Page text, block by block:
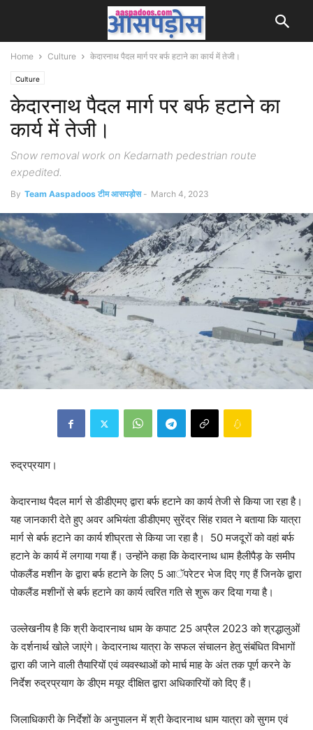
Home Culture केदारनाथ पैदल मार्ग पर बर्फ हटाने का कार्य में तेजी।
Culture
केदारनाथ पैदल मार्ग पर बर्फ हटाने का
कार्य में तेजी।
Snow removal work on Kedarnath pedestrian route
expedited.
By Team Aaspadoos टीम आसपड़ोस - March 4, 2023
रुद्रप्रयाग।
केदारनाथ पैदल मार्ग से डीडीएमए द्वारा बर्फ हटाने का कार्य तेजी से किया जा रहा है।
यह जानकारी देते हुए अवर अभियंता डीडीएमए सुरेंद्र सिंह रावत ने बताया कि यात्रा
मार्ग से बर्फ हटाने का कार्य शीघ्रता से किया जा रहा है। 50 मजदूरों को वहां बर्फ
हटाने के कार्य में लगाया गया हैं। उन्होंने कहा कि केदारनाथ धाम हैलीपैड़ के समीप
पोकलैंड मशीन के द्वारा बर्फ हटाने के लिए 5 आॅपरेटर भेज दिए गए हैं जिनके द्वारा
पोकलैंड मशीनों से बर्फ हटाने का कार्य त्वरित गति से शुरू कर दिया गया है।
उल्लेखनीय है कि श्री केदारनाथ धाम के कपाट 25 अप्रैल 2023 को श्रद्धालुओं
के दर्शनार्थ खोले जाएंगे। केदारनाथ यात्रा के सफल संचालन हेतु संबंधित विभागों
द्वारा की जाने वाली तैयारियों एवं व्यवस्थाओं को मार्च माह के अंत तक पूर्ण करने के
निर्देश रुद्रप्रयाग के डीएम मयूर दीक्षित द्वारा अधिकारियों को दिए हैं।
जिलाधिकारी के निर्देशों के अनुपालन में श्री केदारनाथ धाम यात्रा को सुगम एवं